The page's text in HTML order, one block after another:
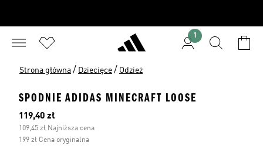
1
Strona główna / Dziecięce / Odzież
SPODNIE ADIDAS MINECRAFT LOOSE
Bieżąca cena
119,40 zł
109,45 zł Najniższa cena
199 zł Cena oryginalna